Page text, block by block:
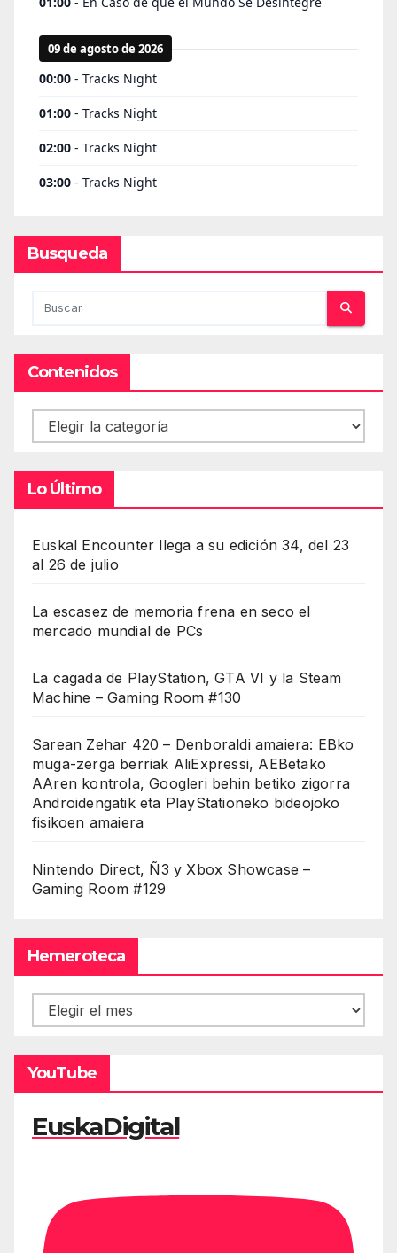
Busqueda
Contenidos
Contenidos
Lo Último
Euskal Encounter llega a su edición 34, del 23
al 26 de julio
La escasez de memoria frena en seco el
mercado mundial de PCs
La cagada de PlayStation, GTA VI y la Steam
Machine – Gaming Room #130
Sarean Zehar 420 – Denboraldi amaiera: EBko
muga-zerga berriak AliExpressi, AEBetako
AAren kontrola, Googleri behin betiko zigorra
Androidengatik eta PlayStationeko bideojoko
fisikoen amaiera
Nintendo Direct, Ñ3 y Xbox Showcase –
Gaming Room #129
Hemeroteca
Hemeroteca
YouTube
EuskaDigital